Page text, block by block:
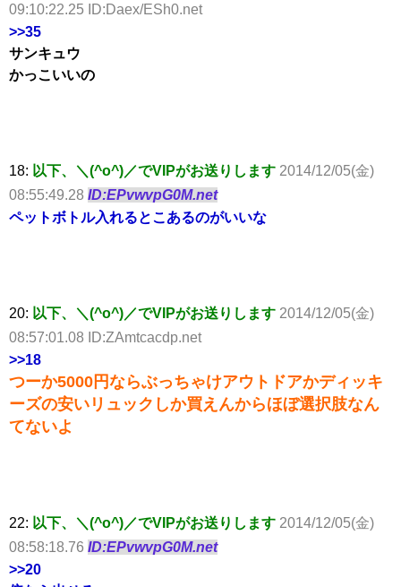
09:10:22.25 ID:Daex/ESh0.net
>>35
サンキュウ
かっこいいの
18: 以下、＼(^o^)／でVIPがお送りします 2014/12/05(金)
08:55:49.28 ID:EPvwvpG0M.net
ペットボトル入れるとこあるのがいいな
20: 以下、＼(^o^)／でVIPがお送りします 2014/12/05(金)
08:57:01.08 ID:ZAmtcacdp.net
>>18
つーか5000円ならぶっちゃけアウトドアかディッキ
ーズの安いリュックしか買えんからほぼ選択肢なん
てないよ
22: 以下、＼(^o^)／でVIPがお送りします 2014/12/05(金)
08:58:18.76 ID:EPvwvpG0M.net
>>20